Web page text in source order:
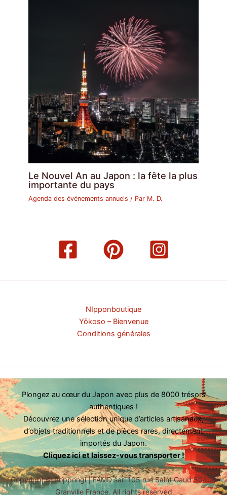
Le Nouvel An au Japon : la fête la plus
importante du pays
Agenda des événements annuels / Par M. D.
NIpponboutique
Yōkoso – Bienvenue
Conditions générales
Plongez au cœur du Japon avec plus de 8000 trésors
authentiques !
Découvrez une sélection unique d’articles artisanaux,
d’objets traditionnels et de pièces rares, directement
importés du Japon.
Cliquez ici et laissez-vous transporter !
Copyright ©Roppongi | FAMD sarl 105 rue Saint Gaud 50400
Granville France. All rights reserved